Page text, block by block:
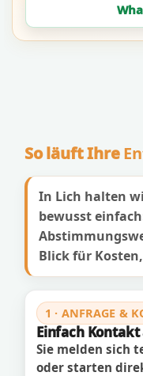
So läuft Ihre
In Lich halten
bewusst
Blick für
1 · ANFRAGE &
Einfach
Sie melden sich
oder starten